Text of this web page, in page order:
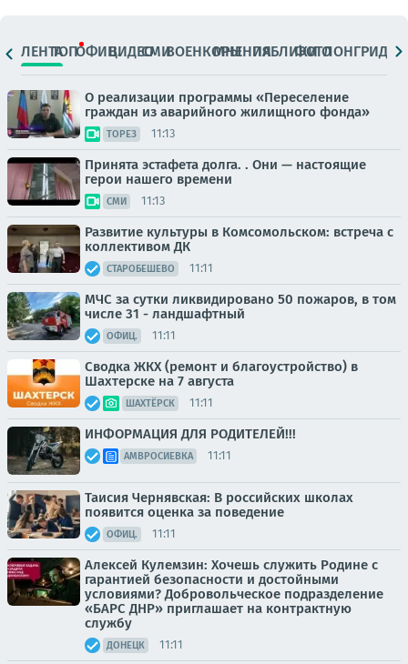
ЛЕНТАТОПОФИЦ.ВИДЕОСМИВОЕНКОРЫМНЕНИЯПАБЛИКИ
ФОТОЛОНГРИДЫ
О реализации программы «Переселение
граждан из аварийного жилищного фонда»
ТОРЕЗ 11:13
Принята эстафета долга. . Они — настоящие
герои нашего времени
СМИ 11:13
Развитие культуры в Комсомольском: встреча с
коллективом ДК
СТАРОБЕШЕВО 11:11
МЧС за сутки ликвидировано 50 пожаров, в том
числе 31 - ландшафтный
ОФИЦ. 11:11
Сводка ЖКХ (ремонт и благоустройство) в
Шахтерске на 7 августа
ШАХТЁРСК 11:11
ИНФОРМАЦИЯ ДЛЯ РОДИТЕЛЕЙ!!!
АМВРОСИЕВКА 11:11
Таисия Чернявская: В российских школах
появится оценка за поведение
ОФИЦ. 11:11
Алексей Кулемзин: Хочешь служить Родине с
гарантией безопасности и достойными
условиями? Добровольческое подразделение
«БАРС ДНР» приглашает на контрактную
службу
ДОНЕЦК 11:11